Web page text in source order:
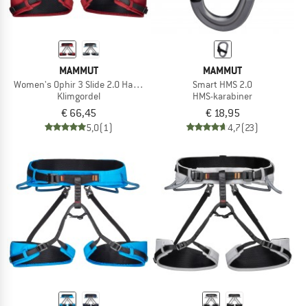
MAMMUT
Women's Ophir 3 Slide 2.0 Harness
Klimgordel
€ 66,45
5,0(1)
MAMMUT
Smart HMS 2.0
HMS-karabiner
€ 18,95
4,7(23)